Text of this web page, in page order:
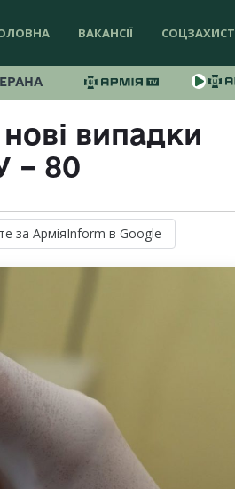
ВАКАНСІЇ СОЦЗАХИСТ
випадки
– 80
за АрміяInform в Google